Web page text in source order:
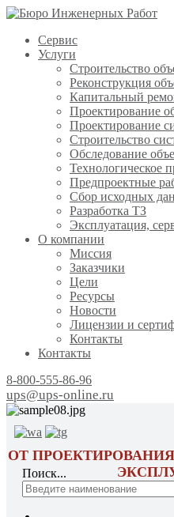
Сервис
Услуги
Строительство
Реконструкция
Капитальный
Проектирование
Проектирование
Строительство
Обследование
Технологическое
Предпроектные
Сбор исходных
Разработка ТЗ
Эксплуатация,
О компании
Миссия
Заказчики
Цели
Ресурсы
Новости
Лицензии и
Контакты
Контакты
8-800-555-86-96
ups@ups-online.ru
ОТ
Поиск...